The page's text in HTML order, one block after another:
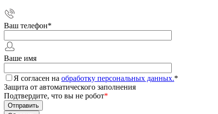
Ваш телефон*
Ваше имя
Я согласен на обработку персональных данных.*
Защита от автоматического заполнения
Подтвердите, что вы не робот*